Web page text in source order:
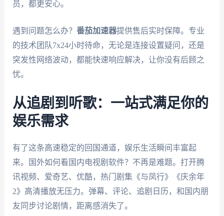
员，都更安心。
遇到问题怎么办？ 番茄加速器提供售后实时保障。专业
的技术团队7x24小时待命，无论是连接设置疑问，还是
突发性网络波动，都能快速响应解决，让你没有后顾之
忧。
从追剧到听歌：一站式满足你的
娱乐需求
有了这条高速稳定的回国通道，娱乐生活瞬间丰富起
来。国外如何看国内电视剧软件？不再是难题。打开腾
讯视频、爱奇艺、优酷，热门剧集《与凤行》《庆余年
2》高清播放无压力。弹幕、评论、追剧日历，和国内朋
友同步讨论剧情，距离感消失了。